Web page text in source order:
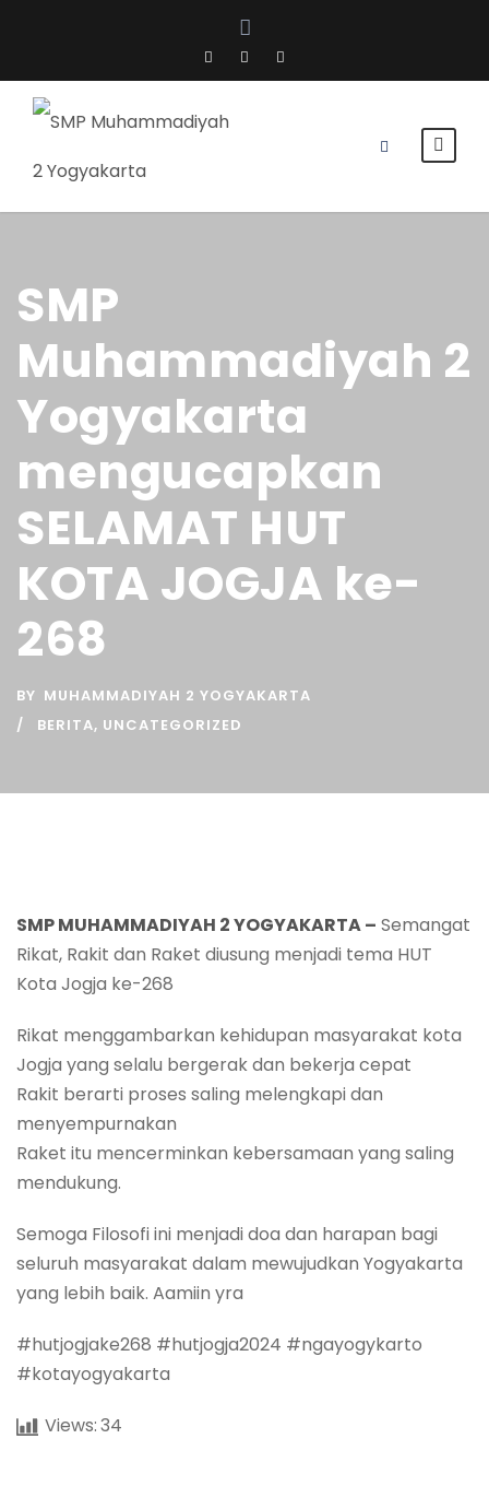
SMP
Muhammadiyah 2
Yogyakarta
mengucapkan
SELAMAT HUT
KOTA JOGJA ke-
268
BY MUHAMMADIYAH 2 YOGYAKARTA
BERITA, UNCATEGORIZED
SMP MUHAMMADIYAH 2 YOGYAKARTA – Semangat
Rikat, Rakit dan Raket diusung menjadi tema HUT
Kota Jogja ke-268
Rikat menggambarkan kehidupan masyarakat kota
Jogja yang selalu bergerak dan bekerja cepat
Rakit berarti proses saling melengkapi dan
menyempurnakan
Raket itu mencerminkan kebersamaan yang saling
mendukung.
Semoga Filosofi ini menjadi doa dan harapan bagi
seluruh masyarakat dalam mewujudkan Yogyakarta
yang lebih baik. Aamiin yra
#hutjogjake268 #hutjogja2024 #ngayogykarto
#kotayogyakarta
Views:34